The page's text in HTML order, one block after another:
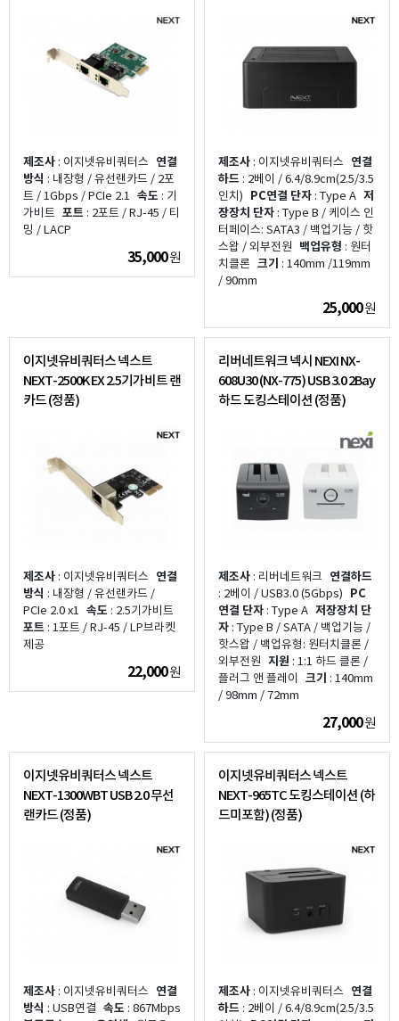
제조사 : 이지넷유비쿼터스 연결
방식 : 내장형 / 유선랜카드 / 2포
트 / 1Gbps / PCIe 2.1 속도 : 기
가비트 포트 : 2포트 / RJ-45 / 티
밍 / LACP
35,000원
제조사 : 이지넷유비쿼터스 연결
하드 : 2베이 / 6.4/8.9cm(2.5/3.5
인치) PC연결 단자 : Type A 저
장장치 단자 : Type B / 케이스 인
터페이스: SATA3 / 백업기능 / 핫
스왑 / 외부전원 백업유형 : 원터
치클론 크기 : 140mm /119mm
/ 90mm
25,000원
이지넷유비쿼터스 넥스트
NEXT-2500K EX 2.5기가비트 랜
카드 (정품)
제조사 : 이지넷유비쿼터스 연결
방식 : 내장형 / 유선랜카드 /
PCIe 2.0 x1 속도 : 2.5기가비트
포트 : 1포트 / RJ-45 / LP브라켓
제공
22,000원
리버네트워크 넥시 NEXI NX-
608U30 (NX-775) USB 3.0 2Bay
하드 도킹스테이션 (정품)
제조사 : 리버네트워크 연결하드
: 2베이 / USB3.0 (5Gbps) PC
연결 단자 : Type A 저장장치 단
자 : Type B / SATA / 백업기능 /
핫스왑 / 백업유형: 원터치클론 /
외부전원 지원 : 1:1 하드 클론 /
플러그 앤 플레이 크기 : 140mm
/ 98mm / 72mm
27,000원
이지넷유비쿼터스 넥스트
NEXT-1300WBT USB 2.0 무선
랜카드 (정품)
제조사 : 이지넷유비쿼터스 연결
방식 : USB연결 속도 : 867Mbps
이지넷유비쿼터스 넥스트
NEXT-965TC 도킹스테이션 (하
드미포함) (정품)
제조사 : 이지넷유비쿼터스 연결
하드 : 2베이 / 6.4/8.9cm(2.5/3.5